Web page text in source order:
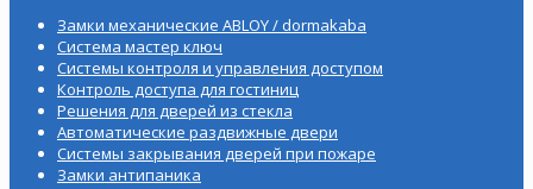
Замки механические ABLOY / dormakaba
Система мастер ключ
Системы контроля и управления доступом
Контроль доступа для гостиниц
Решения для дверей из стекла
Автоматические раздвижные двери
Системы закрывания дверей при пожаре
Замки антипаника